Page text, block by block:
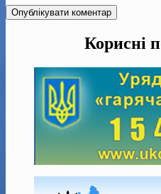
Корисні